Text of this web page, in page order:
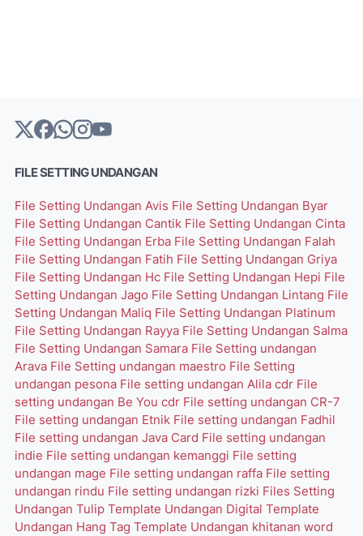
FILE SETTING UNDANGAN
File Setting Undangan Avis File Setting Undangan Byar
File Setting Undangan Cantik File Setting Undangan Cinta
File Setting Undangan Erba File Setting Undangan Falah
File Setting Undangan Fatih File Setting Undangan Griya
File Setting Undangan Hc File Setting Undangan Hepi File
Setting Undangan Jago File Setting Undangan Lintang File
Setting Undangan Maliq File Setting Undangan Platinum
File Setting Undangan Rayya File Setting Undangan Salma
File Setting Undangan Samara File Setting undangan
Arava File Setting undangan maestro File Setting
undangan pesona File setting undangan Alila cdr File
setting undangan Be You cdr File setting undangan CR-7
File setting undangan Etnik File setting undangan Fadhil
File setting undangan Java Card File setting undangan
indie File setting undangan kemanggi File setting
undangan mage File setting undangan raffa File setting
undangan rindu File setting undangan rizki Files Setting
Undangan Tulip Template Undangan Digital Template
Undangan Hang Tag Template Undangan khitanan word